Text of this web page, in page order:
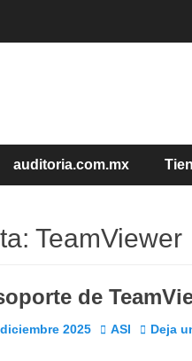
auditoria.com.mx
Posteado en
Posteado en
Posteado en
Posteado en
Posteado en
TeamViewer
de
2025 Autor
ASI Deja